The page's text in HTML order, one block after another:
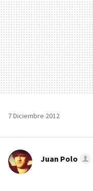
7 Diciembre 2012
Juan Polo